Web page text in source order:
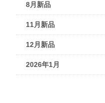
8月新品
11月新品
12月新品
2026年1月